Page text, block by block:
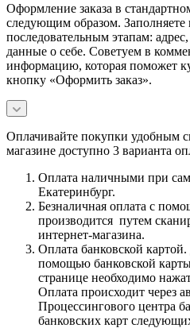
Оформление заказа в
следующим образом.
последовательным этапам:
данные о себе. Советуем в
информацию, которая поможет
кнопку «Оформить заказ».
Оплачивайте покупки удобным
магазине доступно 3 варианта
Оплата наличными при
Екатеринбург.
Безналичная оплата с
производится путем
интернет-магазина.
Оплата банковской
помощью банковской
странице необходимо
Оплата происходит через
Процессингового центра
банковских карт